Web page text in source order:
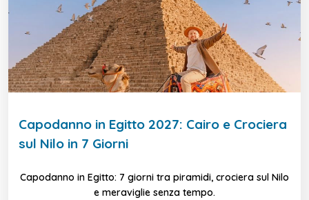
Capodanno in Egitto 2027: Cairo e Crociera
sul Nilo in 7 Giorni
Capodanno in Egitto: 7 giorni tra piramidi, crociera sul Nilo
e meraviglie senza tempo.